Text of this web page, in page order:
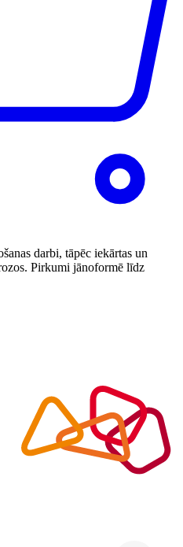
darbi, tāpēc iekārtas un
Pirkumi jānoformē līdz